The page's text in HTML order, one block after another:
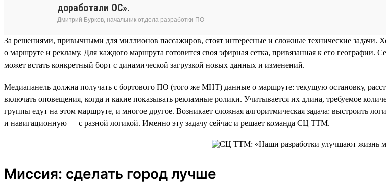
доработали ОС».
Дмитрий Бурков, начальник отдела разработки ПО
За решениями, привычными для миллионов пассажиров, стоят интересные и сложные технические
о маршруте и рекламу. Для каждого маршрута готовится своя эфирная сетка, привязанная к его
может встать конкретный борт с динамической загрузкой новых данных и изменений.
Медиапанель должна получать с бортового ПО (того же МНТ) данные о маршруте: текущую остановку,
включать оповещения, когда и какие показывать рекламные ролики. Учитывается их длина, требуемое
группы едут на этом маршруте, и многое другое. Возникает сложная алгоритмическая задача: выстроить
и навигационную — с разной логикой. Именно эту задачу сейчас и решает команда СЦ ТТМ.
Миссия: сделать город лучше